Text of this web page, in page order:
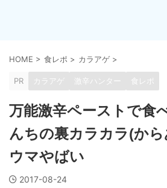
HOME > 食レポ > カラアゲ >
PR カラアゲ 激辛ハンター 食レポ
万能激辛ペーストで食
んちの裏カラカラ(か
ウマやばい
2017-08-24